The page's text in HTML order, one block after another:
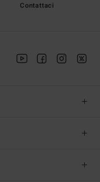
Contattaci